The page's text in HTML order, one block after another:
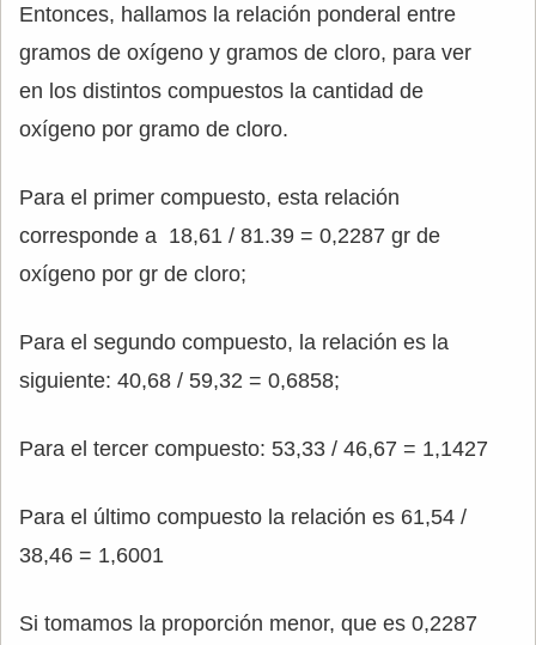
Entonces, hallamos la relación ponderal entre
gramos de oxígeno y gramos de cloro, para ver
en los distintos compuestos la cantidad de
oxígeno por gramo de cloro.
Para el primer compuesto, esta relación
corresponde a 18,61 / 81.39 = 0,2287 gr de
oxígeno por gr de cloro;
Para el segundo compuesto, la relación es la
siguiente: 40,68 / 59,32 = 0,6858;
Para el tercer compuesto: 53,33 / 46,67 = 1,1427
Para el último compuesto la relación es 61,54 /
38,46 = 1,6001
Si tomamos la proporción menor, que es 0,2287